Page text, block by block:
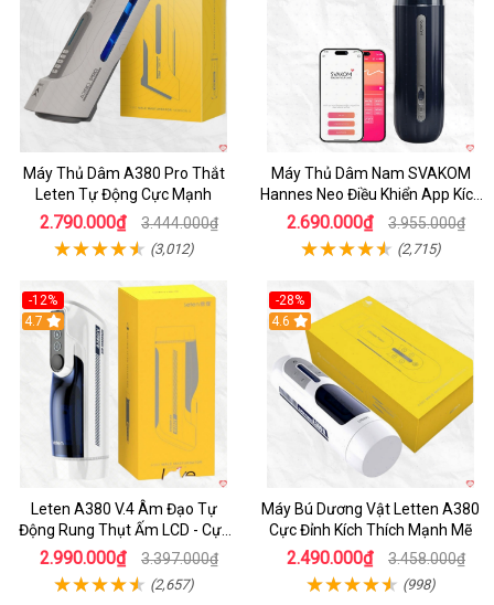
Máy Thủ Dâm A380 Pro Thắt
Leten Tự Động Cực Mạnh
2.790.000₫ 3.444.000₫
(3,012)
Máy Thủ Dâm Nam SVAKOM
Hannes Neo Điều Khiển App Kích
Thích
2.690.000₫ 3.955.000₫
(2,715)
-12%
Hot
4.7
Leten A380 V.4 Âm Đạo Tự
Động Rung Thụt Ấm LCD - Cực
Phê
2.990.000₫ 3.397.000₫
(2,657)
-28%
Hot
4.6
Máy Bú Dương Vật Letten A380
Cực Đỉnh Kích Thích Mạnh Mẽ
2.490.000₫ 3.458.000₫
(998)